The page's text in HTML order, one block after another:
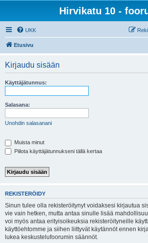
Hirvikatu 10 -
UKK
Etusivu
Kirjaudu sisään
Käyttäjätunnus:
Salasana:
Unohdin salasanani
Muista minut
Piilota käyttäjätunnukseni tällä kertaa
REKISTERÖIDY
Sinun tulee olla rekisteröitynyt voidaksesi kirjautua
vie vain hetken, mutta antaa sinulle lisää
voi myös antaa erityisoikeuksia rekisteröityneille
käyttöehtomme ja siihen liittyvät käytännöt ennen
lukea keskustelufoorumin säännöt.